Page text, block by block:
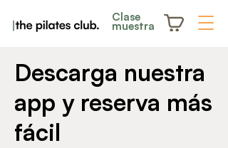
Clase
muestra
Descarga nuestra
app y reserva más
fácil